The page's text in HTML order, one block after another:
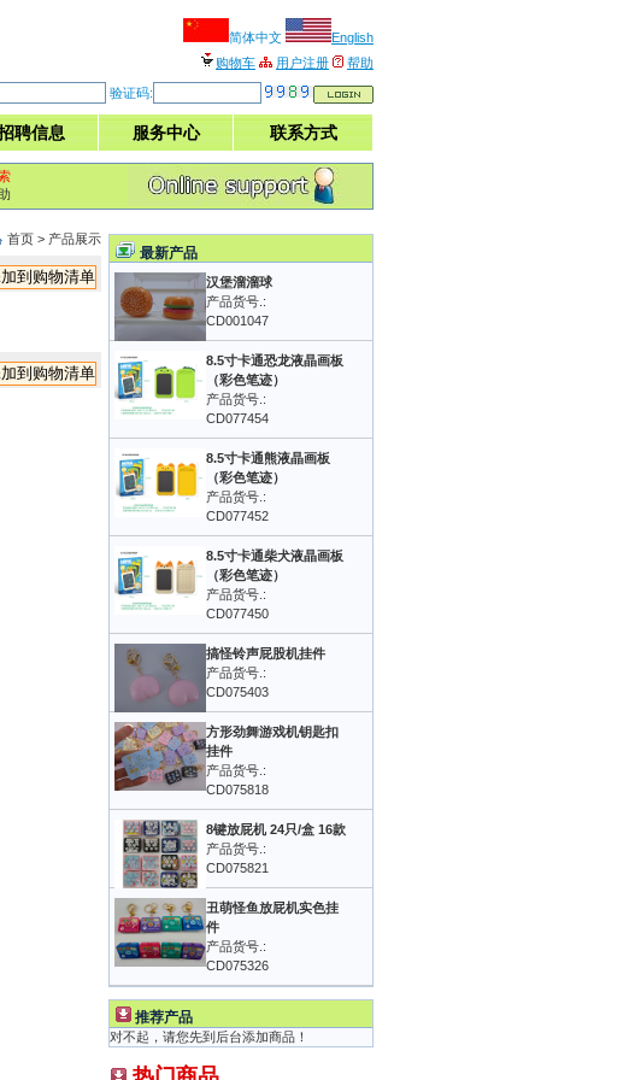
简体中文
English
购物车
用户注册 帮助
验证码:
聘信息 服务中心 联系方式
首页 > 产品展示
最新产品
汉堡溜溜球
产品货号.:
CD001047
8.5寸卡通恐龙液晶画板
（彩色笔迹）
产品货号.:
CD077454
8.5寸卡通熊液晶画板
（彩色笔迹）
产品货号.:
CD077452
8.5寸卡通柴犬液晶画板
（彩色笔迹）
产品货号.:
CD077450
搞怪铃声屁股机挂件
产品货号.:
CD075403
方形劲舞游戏机钥匙扣
挂件
产品货号.:
CD075818
8键放屁机 24只/盒 16款
产品货号.:
CD075821
丑萌怪鱼放屁机实色挂
件
产品货号.:
CD075326
推荐产品
对不起，请您先到后台添加商品！